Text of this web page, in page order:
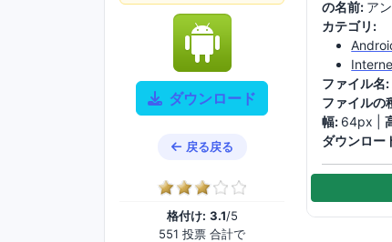
ダウンロード
戻る戻る
格付け: 3.1/5
551 投票 合計で
の名前: ア
カテゴリ:
ファイル名:
ファイルの
幅: 64px |
ダウンロー